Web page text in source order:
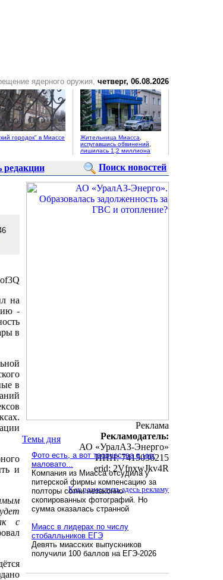
ядерного оружия, четверг, 06.08.2026
городок" в Миассе
Жительница Миасса,
испугавшись обвинений,
лишилась 1,2 миллиона
редакции Поиск новостей
на
-
в
в
и
с
Реклама
Рекламодатель:
АО «УралАЗ-Энерго»
ИНН: 7415036215
erid: 2VfnxwJkv4R
Как разместить здесь рекламу
Темы дня
Фото есть, а вот творчества в них
маловато...
Компания из Миасса отсудила у
питерской фирмы компенсацию за
полторы сотни незаконно
скопированных фотографий. Но
сумма оказалась странной
Миасс в лидерах по числу
стобалльников ЕГЭ
Девять миасских выпускников
получили 100 баллов на ЕГЭ-2026